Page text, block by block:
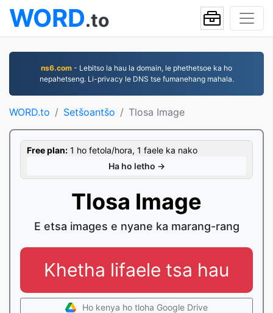
WORD.to
ns6.com - Lebitso la hau la domain, le phethetsoe ka ho
nepahetseng. Li-privacy le DNS tse fumanehang mahala.
WORD.to Setšoantšo Tlosa Image
Free plan: 1 ho fetola/hora, 1 faele ka nako
Ha ho letho →
Tlosa Image
E etsa images e nyane ka marang-rang
Khetha lifaele tsa hau
Ho kenya ho tloha Google Drive